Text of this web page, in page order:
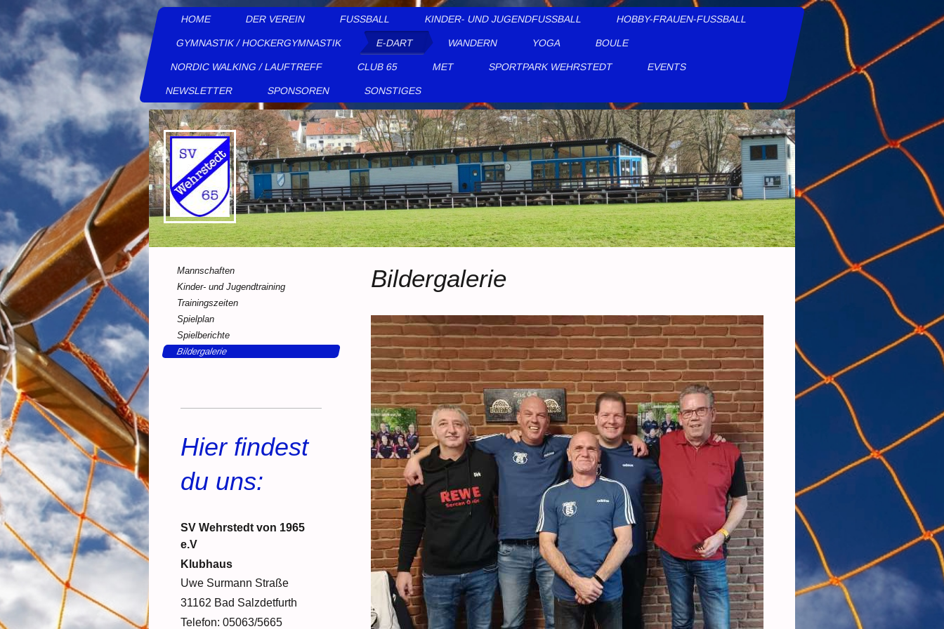
HOME DER VEREIN FUSSBALL KINDER- UND JUGENDFUSSBALL HOBBY-FRAUEN-FUSSBALL
GYMNASTIK / HOCKERGYMNASTIK E-DART WANDERN YOGA BOULE
NORDIC WALKING / LAUFTREFF CLUB 65 MET SPORTPARK WEHRSTEDT EVENTS
NEWSLETTER SPONSOREN SONSTIGES
Bildergalerie
Mannschaften
Kinder- und Jugendtraining
Trainingszeiten
Spielplan
Spielberichte
Bildergalerie
Hier findest
du uns:
SV Wehrstedt von 1965
e.V
Klubhaus
Uwe Surmann Straße
31162 Bad Salzdetfurth
Telefon: 05063/5665